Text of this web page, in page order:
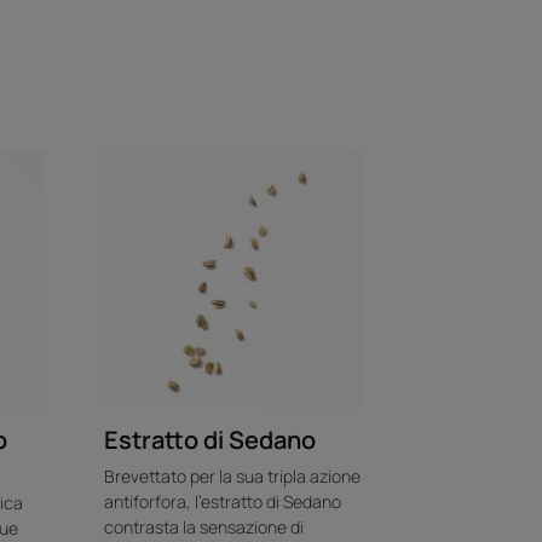
il disagio immediatamente e a
e cremoso.
Estratto di Sedano
Brevettato per la sua tripla azione
antiforfora, l'estratto di Sedano
contrasta la sensazione di